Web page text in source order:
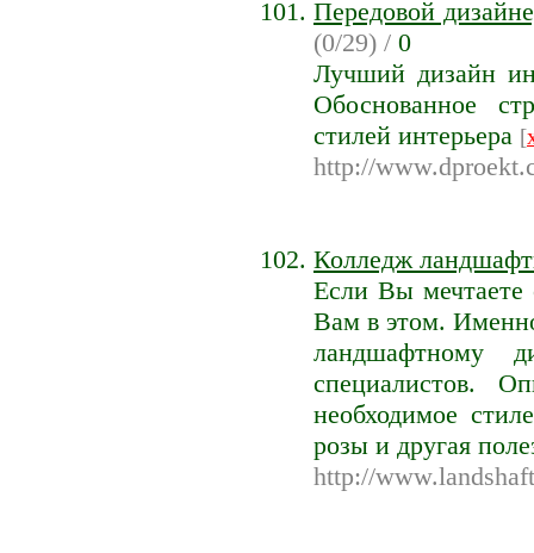
Передовой
(0/29) / 0
Лучший дизайн
Обоснованное
стилей интерьера [
http://
Колледж
Если Вы мечтаете
Вам в этом.
ландшафтному
специалистов.
необходимое
розы и другая
http://